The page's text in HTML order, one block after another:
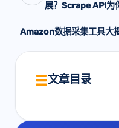
展？Scrape API为
Amazon数据采集工具大
文章目录